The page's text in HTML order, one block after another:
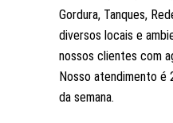
Gordura, Tanques,
diversos locais e
nossos clientes com
Nosso atendimento é
da semana.